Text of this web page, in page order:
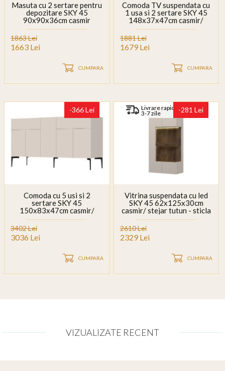
Masuta cu 2 sertare pentru
depozitare SKY 45
90x90x36cm casmir
1863 Lei
1663 Lei
CUMPARA
Comoda TV suspendata cu
1 usa si 2 sertare SKY 45
148x37x47cm casmir/
stejar tabac
1881 Lei
1679 Lei
CUMPARA
-366 Lei
Comoda cu 5 usi si 2
sertare SKY 45
150x83x47cm casmir/
stejar tabac
3402 Lei
3036 Lei
CUMPARA
Livrare rapida
3-7 zile -281 Lei
Vitrina suspendata cu led
SKY 45 62x125x30cm
casmir/ stejar tutun - sticla
2610 Lei
2329 Lei
CUMPARA
VIZUALIZATE RECENT